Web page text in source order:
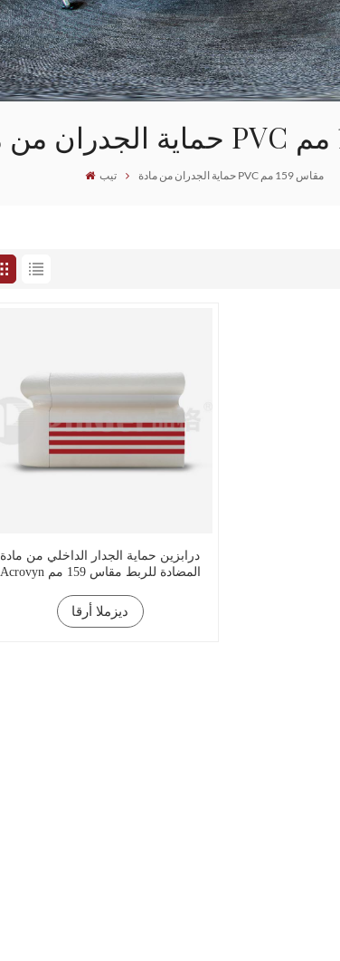
تيب حماية الجدران من مادة PVC مقاس 159 مم
درابزين حماية الجدار الداخلي من مادة
Acrovyn المضادة للربط مقاس 159 مم
ديزملا أرقا